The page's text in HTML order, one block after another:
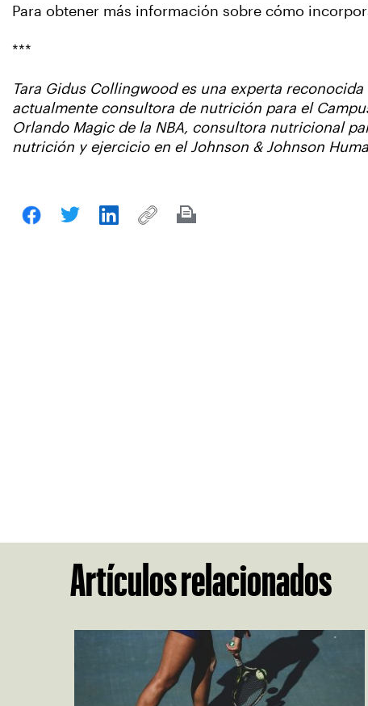
Para obtener más información sobre cómo
***
Tara Gidus Collingwood es una experta
actualmente consultora de nutrición para el
Orlando Magic de la NBA, consultora nutricional
nutrición y ejercicio en el Johnson & Johnson
Artículos relacionados